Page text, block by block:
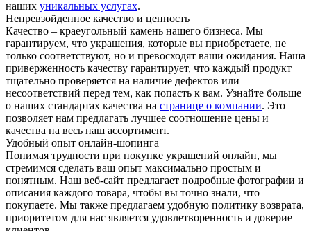
наших уникальных услугах.
Непревзойденное качество и ценность
Качество – краеугольный камень нашего бизнеса. Мы
гарантируем, что украшения, которые вы приобретаете, не
только соответствуют, но и превосходят ваши ожидания. Наша
приверженность качеству гарантирует, что каждый продукт
тщательно проверяется на наличие дефектов или
несоответствий перед тем, как попасть к вам. Узнайте больше
о наших стандартах качества на странице о компании. Это
позволяет нам предлагать лучшее соотношение цены и
качества на весь наш ассортимент.
Удобный опыт онлайн-шопинга
Понимая трудности при покупке украшений онлайн, мы
стремимся сделать ваш опыт максимально простым и
понятным. Наш веб-сайт предлагает подробные фотографии и
описания каждого товара, чтобы вы точно знали, что
покупаете. Мы также предлагаем удобную политику возврата,
приоритетом для нас является удовлетворенность и доверие